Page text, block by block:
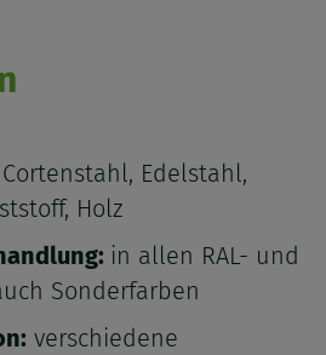
Edelstahl,
Holz
in allen RAL- und
Sonderfarben
verschiedene